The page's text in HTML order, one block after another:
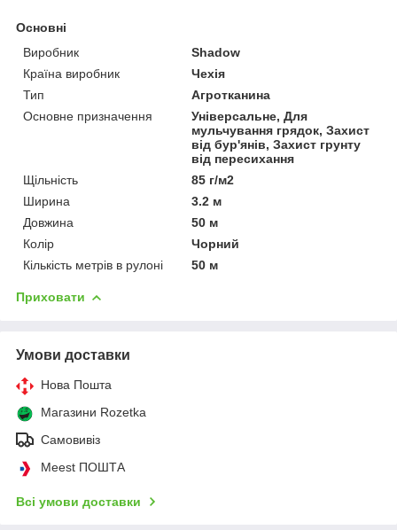
Основні
Виробник
Shadow
Країна виробник
Чехія
Тип
Агротканина
Основне призначення
Універсальне, Для
мульчування грядок, Захист
від бур'янів, Захист грунту
від пересихання
Щільність
85 г/м2
Ширина
3.2 м
Довжина
50 м
Колір
Чорний
Кількість метрів в рулоні
50 м
Приховати
Умови доставки
Нова Пошта
Магазини Rozetka
Самовивіз
Meest ПОШТА
Всі умови доставки